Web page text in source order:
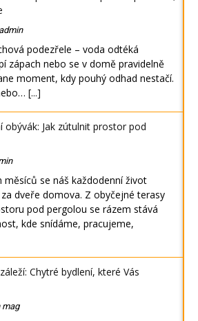
admin
podezřele – voda odtéká
zápach nebo se v domě pravidelně
moment, kdy pouhý odhad nestačí.
[...]
obývák: Jak zútulnit prostor pod
měsíců se náš každodenní život
dveře domova. Z obyčejné terasy
pod pergolou se rázem stává
kde snídáme, pracujeme,
Chytré bydlení, které Vás
mag